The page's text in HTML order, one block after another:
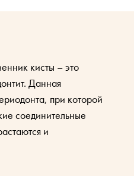
кисты – это
Данная
при которой
соединительные
и